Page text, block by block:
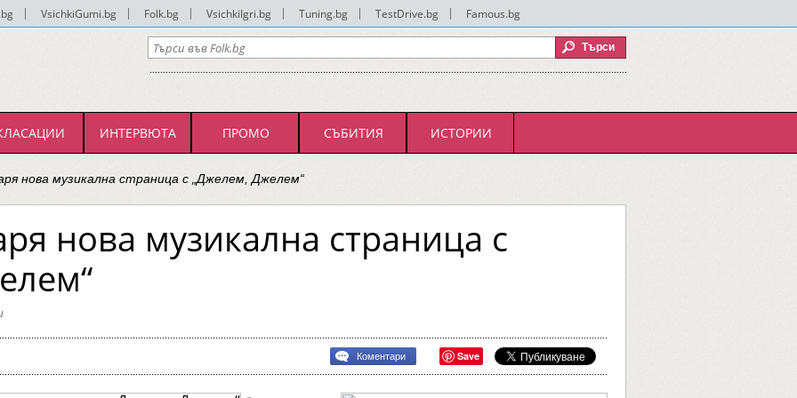
VsichkiGumi.bg Folk.bg VsichkiIgri.bg Tuning.bg TestDrive.bg Famous.bg
ИНТЕРВЮТА ПРОМО СЪБИТИЯ ИСТОРИИ
нова музикална страница с „Джелем, Джелем“
нова музикална страница с
Коментари Save